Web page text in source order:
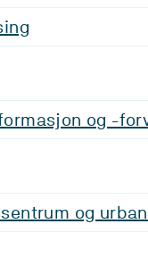
og -
og